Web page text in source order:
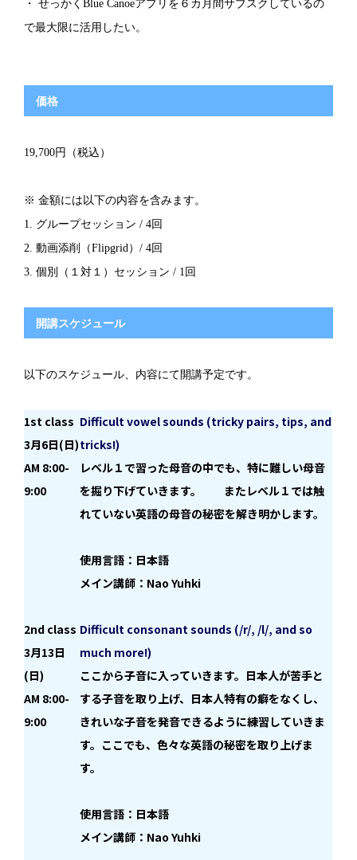
・ せっかくBlue Canoeアプリを６カ月間サブスクしているの
で最大限に活用したい。
価格
19,700円（税込）
※ 金額には以下の内容を含みます。
1. グループセッション / 4回
2. 動画添削（Flipgrid）/ 4回
3. 個別（１対１）セッション / 1回
開講スケジュール
以下のスケジュール、内容にて開講予定です。
1st class
3月6日(日)
AM 8:00-
9:00
Difficult vowel sounds (tricky pairs, tips, and
tricks!)
レベル１で習った母音の中でも、特に難しい母音
を掘り下げていきます。 またレベル１では触
れていない英語の母音の秘密を解き明かします。
使用言語：日本語
メイン講師：Nao Yuhki
2nd class
3月13日
(日)
AM 8:00-
9:00
Difficult consonant sounds (/r/, /l/, and so
much more!)
ここから子音に入っていきます。日本人が苦手と
する子音を取り上げ、日本人特有の癖をなくし、
きれいな子音を発音できるように練習していきま
す。ここでも、色々な英語の秘密を取り上げま
す。
使用言語：日本語
メイン講師：Nao Yuhki